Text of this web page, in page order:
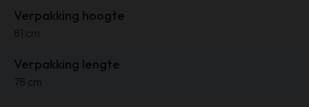
Verpakking hoogte
81 cm
Verpakking lengte
78 cm